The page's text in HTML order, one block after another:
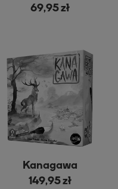
69,95 zł
Kanagawa
149,95 zł